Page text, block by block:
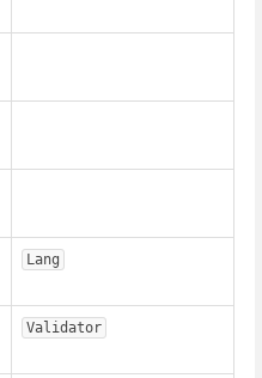
Lang
Validator